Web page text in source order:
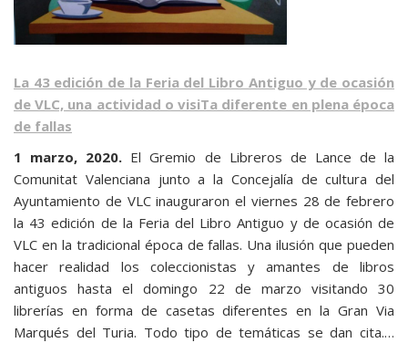
La 43 edición de la Feria del Libro Antiguo y de ocasión
de VLC, una actividad o visiTa diferente en plena época
de fallas
1 marzo, 2020. El Gremio de Libreros de Lance de la
Comunitat Valenciana junto a la Concejalía de cultura del
Ayuntamiento de VLC inauguraron el viernes 28 de febrero
la 43 edición de la Feria del Libro Antiguo y de ocasión de
VLC en la tradicional época de fallas. Una ilusión que pueden
hacer realidad los coleccionistas y amantes de libros
antiguos hasta el domingo 22 de marzo visitando 30
librerías en forma de casetas diferentes en la Gran Via
Marqués del Turia. Todo tipo de temáticas se dan cita.…